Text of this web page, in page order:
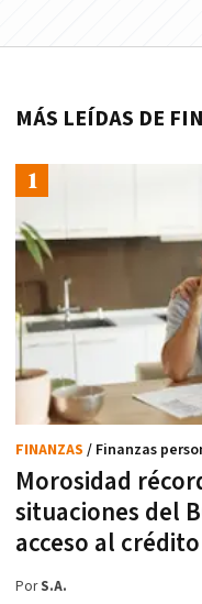
MÁS LEÍDAS DE
Morosidad
situaciones del
acceso al crédito
FINANZAS / Finanzas
PorS.A.